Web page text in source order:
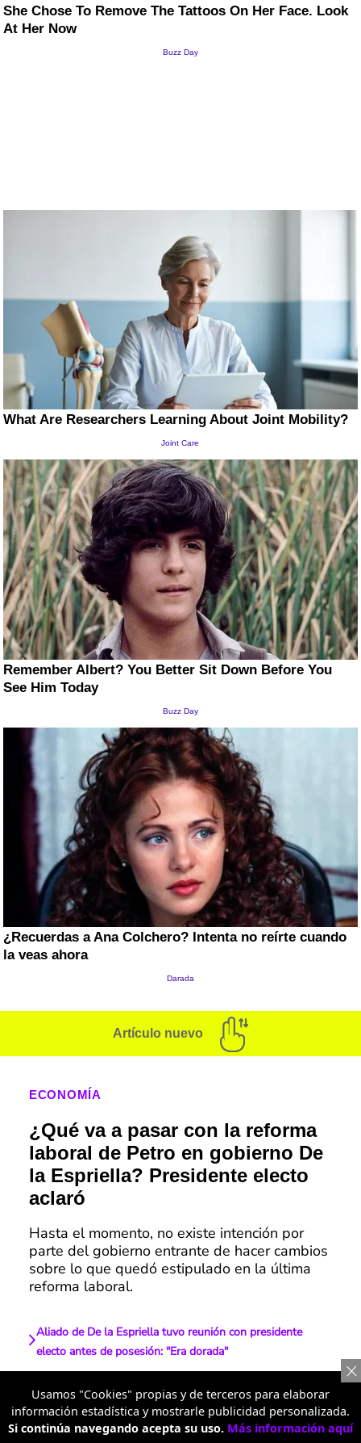
Artículo nuevo
ECONOMÍA
¿Qué va a pasar con la reforma
laboral de Petro en gobierno De
la Espriella? Presidente electo
aclaró
Hasta el momento, no existe intención por
parte del gobierno entrante de hacer cambios
sobre lo que quedó estipulado en la última
reforma laboral.
Aliado de De la Espriella tuvo reunión con presidente
electo antes de posesión: "Era dorada"
Espriella; tenía confirmada asistencia
De la Espriella sorprendió con decisión para su posesión y
Usamos "Cookies" propias y de terceros para elaborar
información estadística y mostrarle publicidad personalizada.
Si continúa navegando acepta su uso. Más información aquí